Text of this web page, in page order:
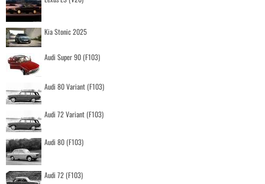
Kia Stonic 2025
Audi Super 90 (F103)
Audi 80 Variant (F103)
Audi 72 Variant (F103)
Audi 80 (F103)
Audi 72 (F103)